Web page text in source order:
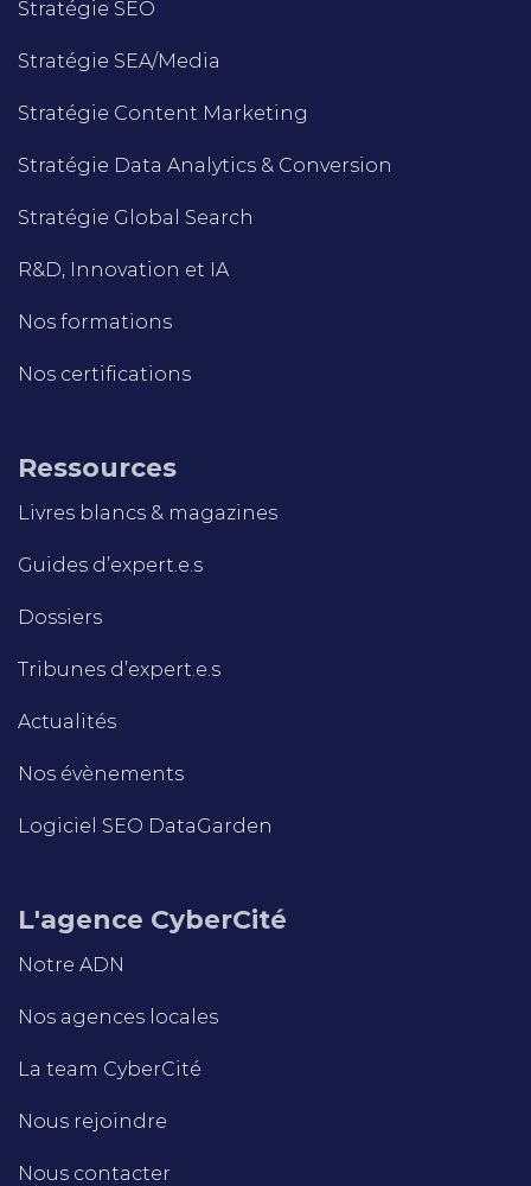
Stratégie SEO
Stratégie SEA/Media
Stratégie Content Marketing
Stratégie Data Analytics & Conversion
Stratégie Global Search
R&D, Innovation et IA
Nos formations
Nos certifications
Ressources
Livres blancs & magazines
Guides d’expert.e.s
Dossiers
Tribunes d’expert.e.s
Actualités
Nos évènements
Logiciel SEO DataGarden
L'agence CyberCité
Notre ADN
Nos agences locales
La team CyberCité
Nous rejoindre
Nous contacter